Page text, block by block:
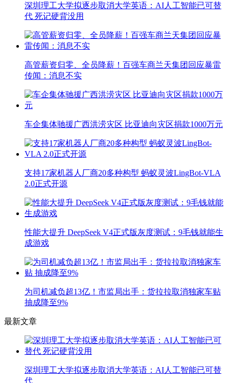
深圳理工大学拟逐步取消大学英语：AI人工智能已可替
代 死记硬背没用
高管薪资归零、全员降薪！百强车商兰天集团回应暴雷
传闻：消息不实
车企集体驰援广西洪涝灾区 比亚迪向灾区捐款1000万元
支持17家机器人厂商20多种构型 蚂蚁灵波LingBot-VLA
2.0正式开源
性能大提升 DeepSeek V4正式版灰度测试：9毛钱就能生
成游戏
为司机减负超13亿！市监局出手：货拉拉取消独家车贴
抽成降至9%
最新文章
深圳理工大学拟逐步取消大学英语：AI人工智能已可替
代